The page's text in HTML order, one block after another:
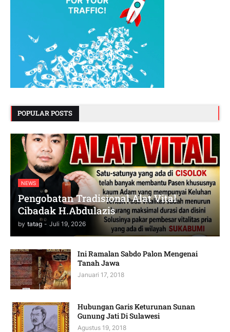
POPULAR POSTS
NEWS
Pengobatan Tradisional Alat Vital
Cibadak H.Abdulazis
by tatag - Juli 19, 2026
Ini Ramalan Sabdo Palon Mengenai
Tanah Jawa
Januari 17, 2018
Hubungan Garis Keturunan Sunan
Gunung Jati Di Sulawesi
Agustus 19, 2018